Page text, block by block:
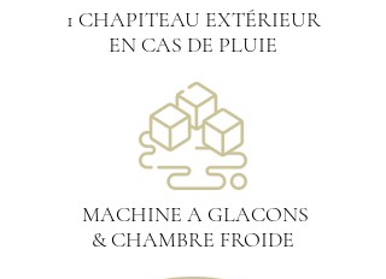
1 CHAPITEAU EXTÉRIEUR
EN CAS DE PLUIE
MACHINE A GLACONS
& CHAMBRE FROIDE